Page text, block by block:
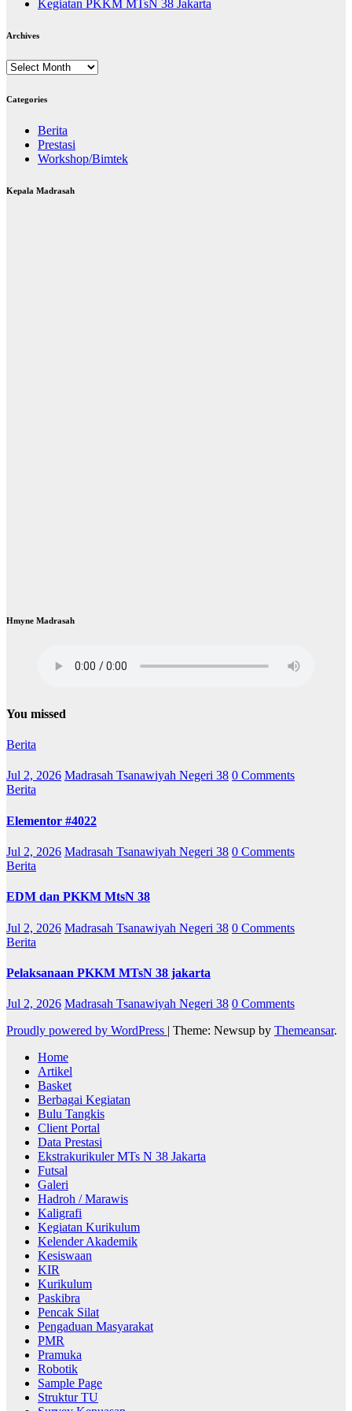
Kegiatan PKKM MTsN 38 Jakarta
Archives
Archives
Categories
Berita
Prestasi
Workshop/Bimtek
Kepala Madrasah
Hmyne Madrasah
You missed
Berita
Jul 2, 2026 Madrasah Tsanawiyah Negeri 38 0 Comments
Berita
Elementor #4022
Jul 2, 2026 Madrasah Tsanawiyah Negeri 38 0 Comments
Berita
EDM dan PKKM MtsN 38
Jul 2, 2026 Madrasah Tsanawiyah Negeri 38 0 Comments
Berita
Pelaksanaan PKKM MTsN 38 jakarta
Jul 2, 2026 Madrasah Tsanawiyah Negeri 38 0 Comments
Proudly powered by WordPress | Theme: Newsup by Themeansar.
Home
Artikel
Basket
Berbagai Kegiatan
Bulu Tangkis
Client Portal
Data Prestasi
Ekstrakurikuler MTs N 38 Jakarta
Futsal
Galeri
Hadroh / Marawis
Kaligrafi
Kegiatan Kurikulum
Kelender Akademik
Kesiswaan
KIR
Kurikulum
Paskibra
Pencak Silat
Pengaduan Masyarakat
PMR
Pramuka
Robotik
Sample Page
Struktur TU